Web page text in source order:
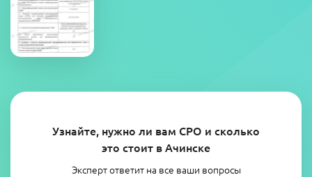
Узнайте, нужно ли вам СРО и сколько
это стоит в Ачинске
Эксперт ответит на все ваши вопросы